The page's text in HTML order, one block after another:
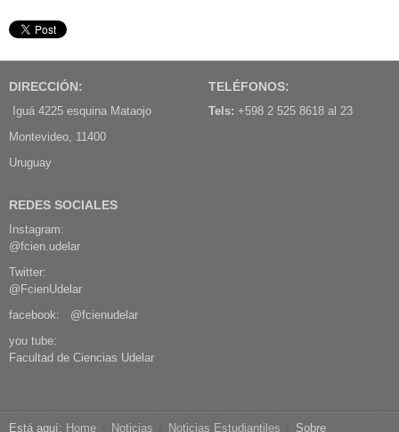
DIRECCIÓN:
Iguá 4225 esquina Mataojo
Montevideo, 11400
Uruguay
TELÉFONOS:
Tels: +598 2 525 8618 al 23
REDES SOCIALES
Instagram:
@fcien.udelar
Twitter:
@FcienUdelar
facebook: @fcienudelar
you tube:
Facultad de Ciencias Udelar
Está aquí: Home Noticias Noticias Estudiantiles Sobre